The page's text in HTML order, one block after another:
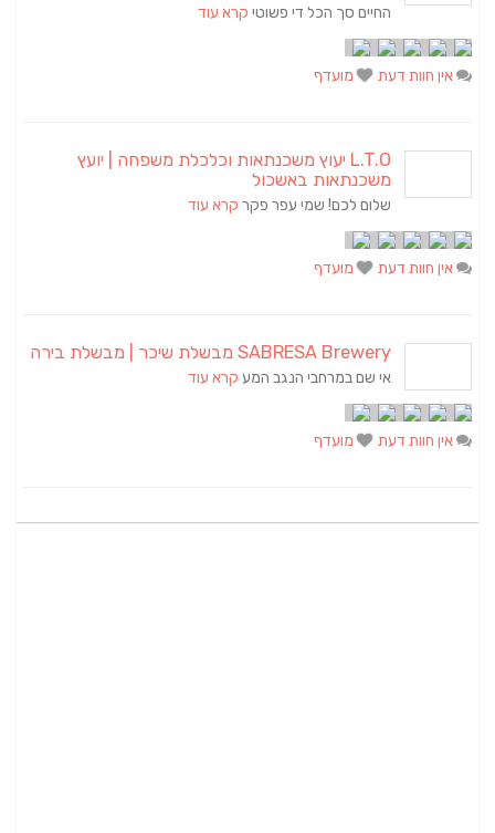
החיים סך הכל די פשוטי קרא עוד
אין חוות דעת מועדף
L.T.O יעוץ משכנתאות וכלכלת משפחה | יועץ
משכנתאות באשכול
שלום לכם! שמי עפר פקר קרא עוד
אין חוות דעת מועדף
SABRESA Brewery מבשלת שיכר | מבשלת בירה
אי שם במרחבי הנגב המע קרא עוד
אין חוות דעת מועדף